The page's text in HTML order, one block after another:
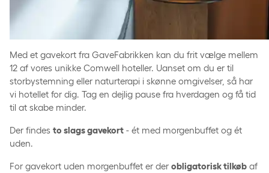
GaveFabrikken
Med et gavekort fra GaveFabrikken kan du frit vælge mellem
12 af vores unikke Comwell hoteller. Uanset om du er til
storbystemning eller naturterapi i skønne omgivelser, så har
vi hotellet for dig. Tag en dejlig pause fra hverdagen og få tid
til at skabe minder.
Der findes to slags gavekort - ét med morgenbuffet og ét
uden.
For gavekort uden morgenbuffet er der obligatorisk tilkøb af